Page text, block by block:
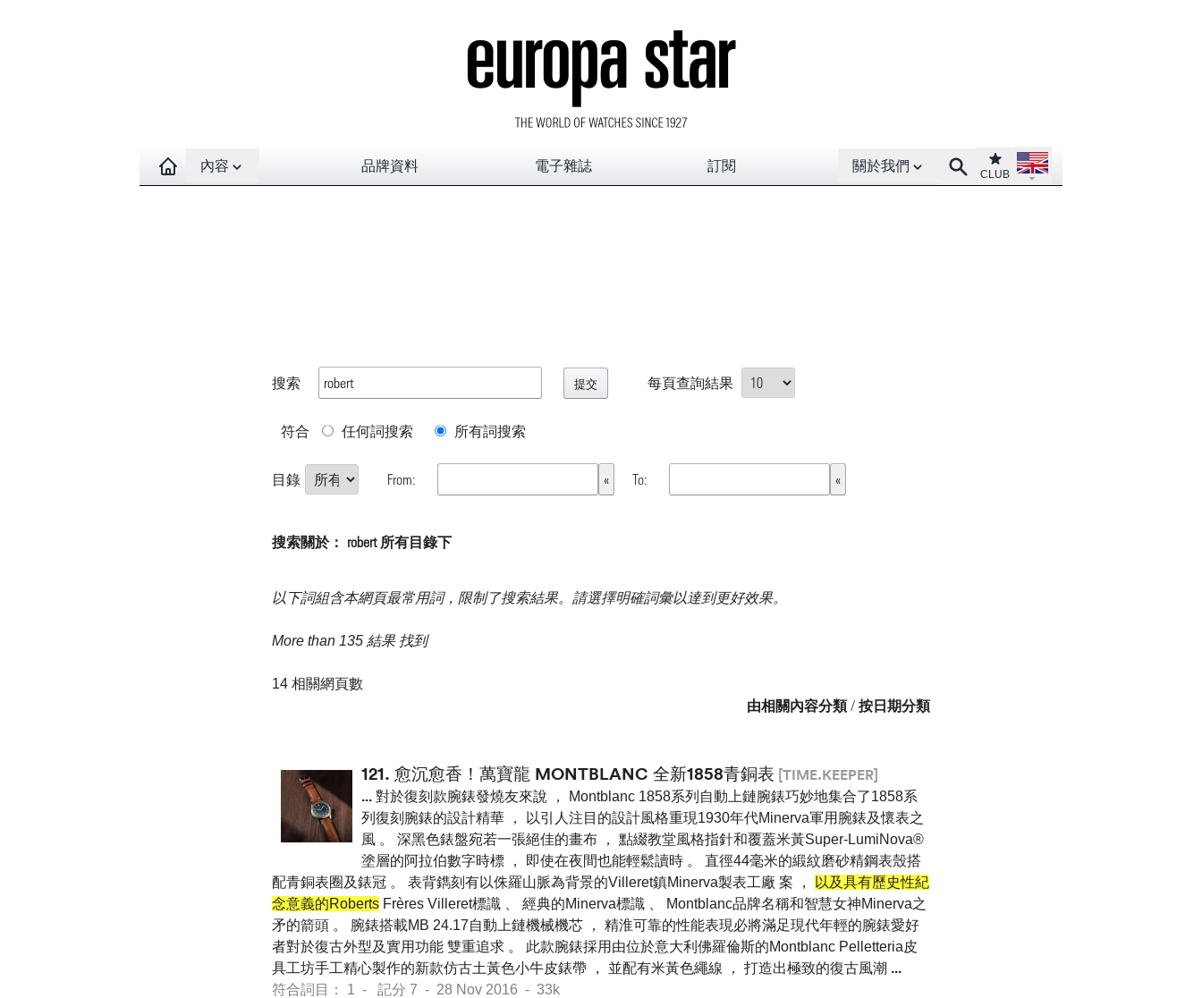
Open contents menu
內容 品牌資料 電子雜誌 訂閱
Open About menu
關於我們 SearchClub
CLUB
Open language menu
搜索 每頁查詢結果
符合 任何詞搜索 所有詞搜索
目錄 From: To:
搜索關於： robert 所有目錄下
以下詞組含本網頁最常用詞，限制了搜索結果。請選擇明確詞彙以達到更好效果。
More than 135 結果 找到
14 相關網頁數
由相關內容分類/ 按日期分類
121. 愈沉愈香！萬寶龍 MONTBLANC 全新1858青銅表 [TIME.KEEPER]
... 對於復刻款腕錶發燒友來說 ， Montblanc 1858系列自動上鏈腕錶巧妙地集合了1858系
列復刻腕錶的設計精華 ， 以引人注目的設計風格重現1930年代Minerva軍用腕錶及懷表之
風 。 深黑色錶盤宛若一張絕佳的畫布 ， 點綴教堂風格指針和覆蓋米黃Super-LumiNova®
塗層的阿拉伯數字時標 ， 即使在夜間也能輕鬆讀時 。 直徑44毫米的緞紋磨砂精鋼表殼搭
配青銅表圈及錶冠 。 表背鐫刻有以侏羅山脈為背景的Villeret鎮Minerva製表工廠 案 ，
以及具有歷史性紀
念意義的Roberts Frères Villeret標識 、 經典的Minerva標識 、 Montblanc品牌名稱和智慧女神Minerva之
矛的箭頭 。 腕錶搭載MB 24.17自動上鏈機械機芯 ， 精淮可靠的性能表現必將滿足現代年輕的腕錶愛好
者對於復古外型及實用功能 雙重追求 。 此款腕錶採用由位於意大利佛羅倫斯的Montblanc Pelletteria皮
具工坊手工精心製作的新款仿古土黃色小牛皮錶帶 ， 並配有米黃色繩線 ， 打造出極致的復古風潮 ...
符合詞目： 1 - 記分 7 - 28 Nov 2016 - 33k